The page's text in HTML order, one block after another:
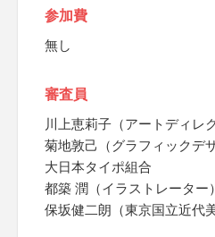
参加費
無し
審査員
川上恵莉子（アートディレ
菊地敦己（グラフィックデ
大日本タイポ組合
都築 潤（イラストレーター）
保坂健二朗（東京国立近代